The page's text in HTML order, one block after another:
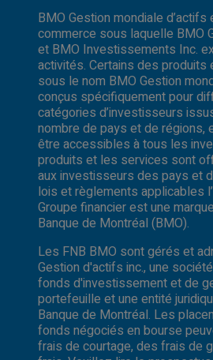
BMO Gestion mondiale
commerce sous laquelle BMO
et BMO Investissements Inc.
activités. Certains des
sous le nom BMO Gestion
conçus spécifiquement pour
catégories d’investisseurs
nombre de pays et de régions,
être accessibles à tous les
produits et les services sont
aux investisseurs des pays et
lois et règlements applicables
Groupe financier est une
Banque de Montréal (BMO).
Les FNB BMO sont gérés et
Gestion d'actifs inc., une
fonds d'investissement et de
portefeuille et une entité
Banque de Montréal. Les
fonds négociés en bourse
frais de courtage, des frais de